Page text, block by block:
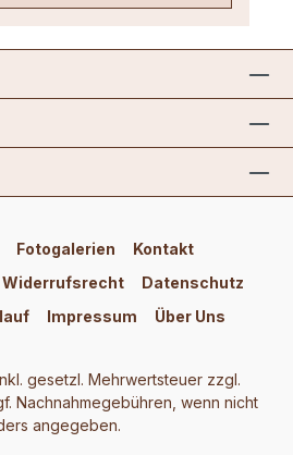
Fotogalerien
Kontakt
Widerrufsrecht
Datenschutz
Impressum Über Uns
gesetzl. Mehrwertsteuer zzgl.
Nachnahmegebühren, wenn nicht
angegeben.